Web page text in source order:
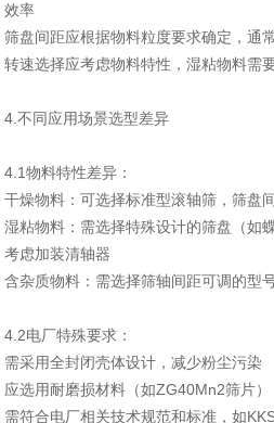
效率
筛盘间距应根据物料粒度要求确定，通
转速选择应考虑物料特性，湿粘物料需
4.不同应用场景选型差异
4‌.1物料特性差异‌：
干燥物料‌：可选择标准型滚轴筛，筛盘
湿粘物料‌：需选择特殊设计的筛盘（如
考虑加装清轴器
含杂质物料‌：需选择筛轴间距可调的型
4.2电厂特殊要求‌：
需采用全封闭壳体设计，减少粉尘污染
应选用耐磨损材料（如ZG40Mn2筛片
需符合电厂相关技术规范和标准，如